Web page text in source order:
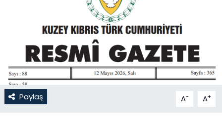
Paylaş A- A+
KKTC
KKTC YEREL SEÇİM 2018
Kültür Sanat